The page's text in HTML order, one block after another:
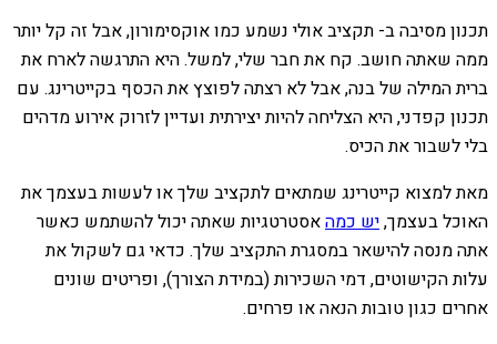
תכנון מסיבה ב- תקציב אולי נשמע כמו אוקסימורון, אבל זה קל יותר
ממה שאתה חושב. קח את חבר שלי, למשל. היא התרגשה לארח את
ברית המילה של בנה, אבל לא רצתה לפוצץ את הכסף בקייטרינג. עם
תכנון קפדני, היא הצליחה להיות יצירתית ועדיין לזרוק אירוע מדהים
בלי לשבור את הכיס.
מאת למצוא קייטרינג שמתאים לתקציב שלך או לעשות בעצמך את
האוכל בעצמך,יש כמהאסטרטגיות שאתה יכול להשתמש כאשר
אתה מנסה להישאר במסגרת התקציב שלך. כדאי גם לשקול את
עלות הקישוטים, דמי השכירות (במידת הצורך), ופריטים שונים
אחרים כגון טובות הנאה או פרחים.